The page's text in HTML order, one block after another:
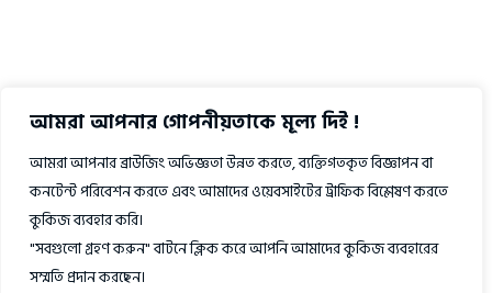
আমরা আপনার গোপনীয়তাকে মূল্য দিই !
আমরা আপনার ব্রাউজিং অভিজ্ঞতা উন্নত করতে, ব্যক্তিগতকৃত বিজ্ঞাপন বা
কনটেন্ট পরিবেশন করতে এবং আমাদের ওয়েবসাইটের ট্রাফিক বিশ্লেষণ করতে
কুকিজ ব্যবহার করি।
"সবগুলো গ্রহণ করুন" বাটনে ক্লিক করে আপনি আমাদের কুকিজ ব্যবহারের
সম্মতি প্রদান করছেন।